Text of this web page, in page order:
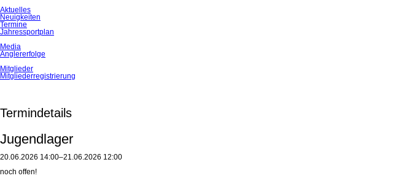
Aktuelles
Neuigkeiten
Termine
Jahressportplan
Media
Anglererfolge
Mitglieder
Mitgliederregistrierung
Termindetails
Jugendlager
20.06.2026 14:00–21.06.2026 12:00
noch offen!